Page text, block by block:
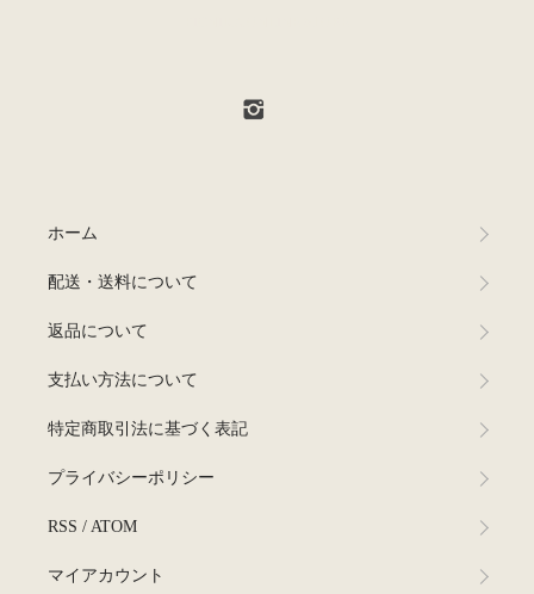
ホーム
配送・送料について
返品について
支払い方法について
特定商取引法に基づく表記
プライバシーポリシー
RSS / ATOM
マイアカウント